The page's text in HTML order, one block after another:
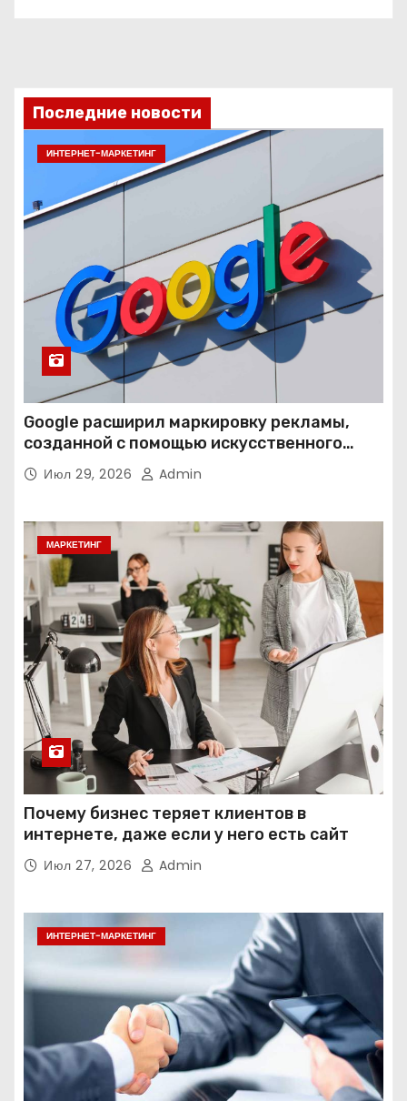
Последние новости
ИНТЕРНЕТ-МАРКЕТИНГ
Google расширил маркировку рекламы,
созданной с помощью искусственного
интеллекта
Июл 29, 2026 Admin
МАРКЕТИНГ
Почему бизнес теряет клиентов в
интернете, даже если у него есть сайт
Июл 27, 2026 Admin
ИНТЕРНЕТ-МАРКЕТИНГ